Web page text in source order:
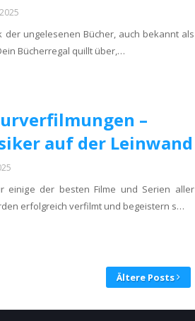
ungelesenen Bücher, auch bekannt als
Bücherregal quillt über,…
–
auf der Leinwand
einige der besten Filme und Serien aller
erfolgreich verfilmt und begeistern s…
Ältere Posts